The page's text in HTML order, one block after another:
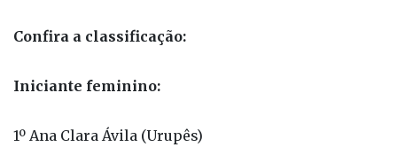
Confira a classificação:
Iniciante feminino:
1º Ana Clara Ávila (Urupês)